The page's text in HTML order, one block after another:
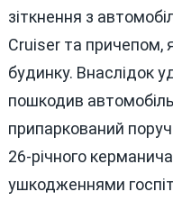
зіткнення з
Cruiser та причепом,
будинку. Внаслідок
пошкодив
припаркований
26-річного
ушкодженнями